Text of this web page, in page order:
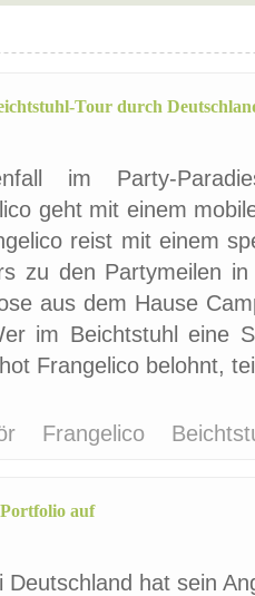
Tour durch
im Party-
geht mit einem
reist mit einem
zu den Partymeilen
aus dem Hause
im Beichtstuhl eine
Frangelico belohnt,
Frangelico
auf
Deutschland hat sein